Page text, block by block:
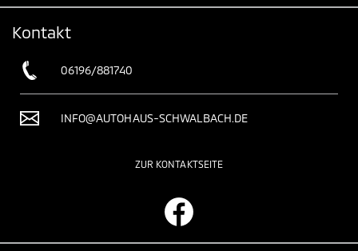
Kontakt
06196/881740
INFO@AUTOHAUS-SCHWALBACH.DE
ZUR KONTAKTSEITE